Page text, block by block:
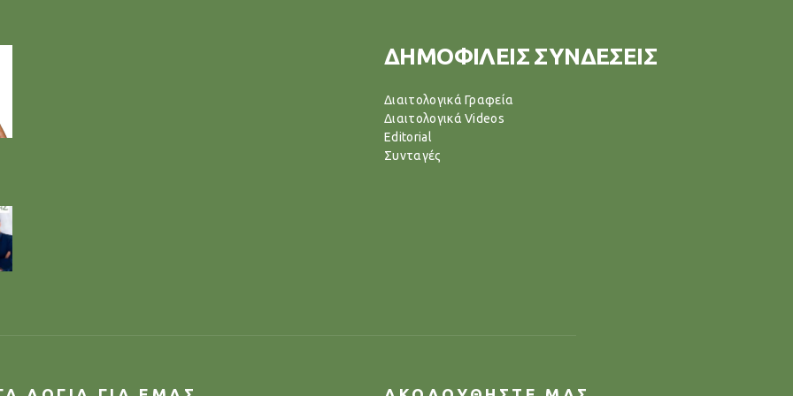
ΔΗΜΟΦΙΛΕΙΣ ΣΥΝΔΕΣΕΙΣ
Διαιτολογικά Γραφεία
Διαιτολογικά Videos
Editorial
Συνταγές